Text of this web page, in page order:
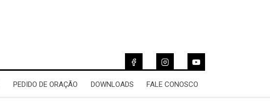
PEDIDO DE ORAÇÃO DOWNLOADS FALE CONOSCO